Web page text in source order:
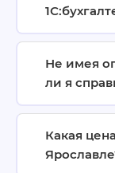
Не имея
ли я
Какая